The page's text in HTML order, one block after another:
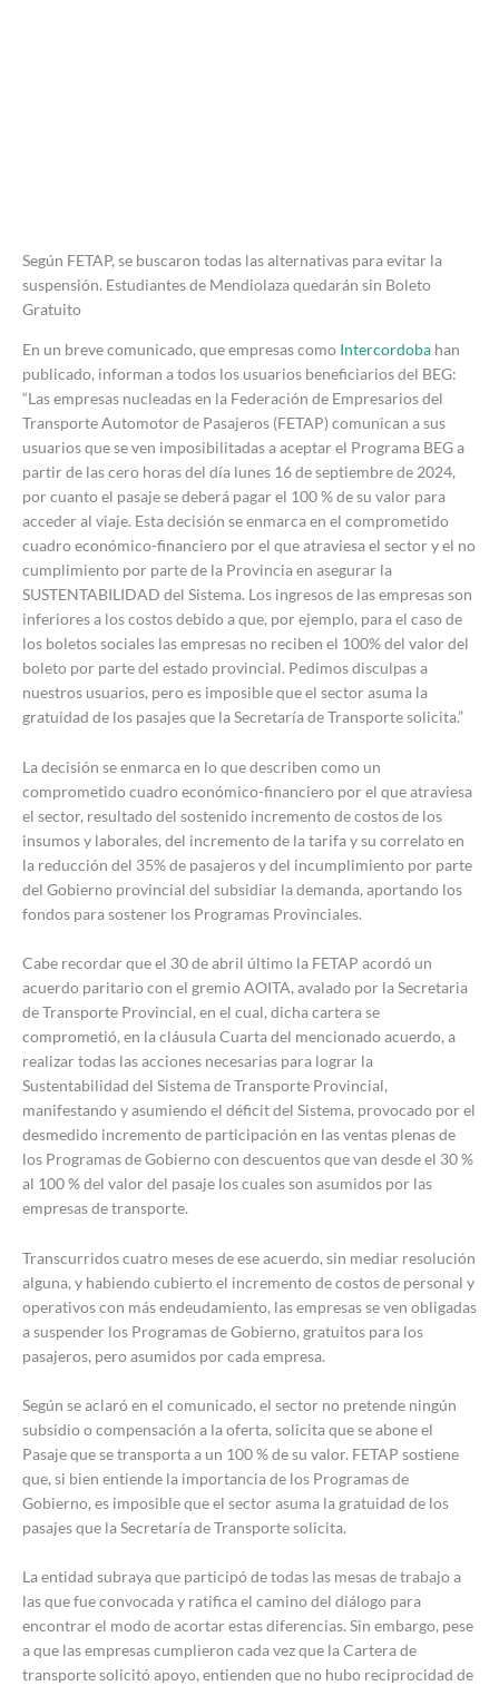
Según FETAP, se buscaron todas las alternativas para evitar la
suspensión. Estudiantes de Mendiolaza quedarán sin Boleto
Gratuito
En un breve comunicado, que empresas como Intercordoba han
publicado, informan a todos los usuarios beneficiarios del BEG:
“Las empresas nucleadas en la Federación de Empresarios del
Transporte Automotor de Pasajeros (FETAP) comunican a sus
usuarios que se ven imposibilitadas a aceptar el Programa BEG a
partir de las cero horas del día lunes 16 de septiembre de 2024,
por cuanto el pasaje se deberá pagar el 100 % de su valor para
acceder al viaje. Esta decisión se enmarca en el comprometido
cuadro económico-financiero por el que atraviesa el sector y el no
cumplimiento por parte de la Provincia en asegurar la
SUSTENTABILIDAD del Sistema. Los ingresos de las empresas son
inferiores a los costos debido a que, por ejemplo, para el caso de
los boletos sociales las empresas no reciben el 100% del valor del
boleto por parte del estado provincial. Pedimos disculpas a
nuestros usuarios, pero es imposible que el sector asuma la
gratuidad de los pasajes que la Secretaría de Transporte solicita.”
La decisión se enmarca en lo que describen como un
comprometido cuadro económico-financiero por el que atraviesa
el sector, resultado del sostenido incremento de costos de los
insumos y laborales, del incremento de la tarifa y su correlato en
la reducción del 35% de pasajeros y del incumplimiento por parte
del Gobierno provincial del subsidiar la demanda, aportando los
fondos para sostener los Programas Provinciales.
Cabe recordar que el 30 de abril último la FETAP acordó un
acuerdo paritario con el gremio AOITA, avalado por la Secretaria
de Transporte Provincial, en el cual, dicha cartera se
comprometió, en la cláusula Cuarta del mencionado acuerdo, a
realizar todas las acciones necesarias para lograr la
Sustentabilidad del Sistema de Transporte Provincial,
manifestando y asumiendo el déficit del Sistema, provocado por el
desmedido incremento de participación en las ventas plenas de
los Programas de Gobierno con descuentos que van desde el 30 %
al 100 % del valor del pasaje los cuales son asumidos por las
empresas de transporte.
Transcurridos cuatro meses de ese acuerdo, sin mediar resolución
alguna, y habiendo cubierto el incremento de costos de personal y
operativos con más endeudamiento, las empresas se ven obligadas
a suspender los Programas de Gobierno, gratuitos para los
pasajeros, pero asumidos por cada empresa.
Según se aclaró en el comunicado, el sector no pretende ningún
subsidio o compensación a la oferta, solicita que se abone el
Pasaje que se transporta a un 100 % de su valor. FETAP sostiene
que, si bien entiende la importancia de los Programas de
Gobierno, es imposible que el sector asuma la gratuidad de los
pasajes que la Secretaría de Transporte solicita.
La entidad subraya que participó de todas las mesas de trabajo a
las que fue convocada y ratifica el camino del diálogo para
encontrar el modo de acortar estas diferencias. Sin embargo, pese
a que las empresas cumplieron cada vez que la Cartera de
transporte solicitó apoyo, entienden que no hubo reciprocidad de